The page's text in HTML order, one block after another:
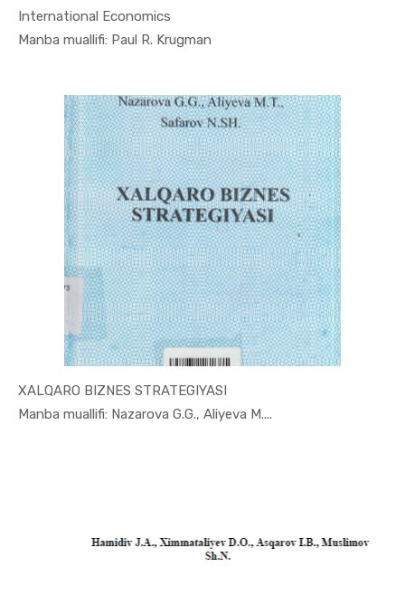
International Economics
Manba muallifi: Paul R. Krugman
In Jahon i...
XALQARO BIZNES STRATEGIYASI
Manba muallifi: Nazarova G.G., Aliyeva M....
In Jahon i...